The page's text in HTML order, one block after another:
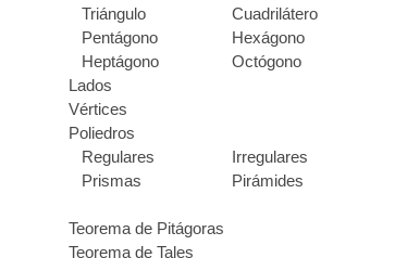
Triángulo
Cuadrilátero
Pentágono
Hexágono
Heptágono
Octógono
Lados
Vértices
Poliedros
Regulares
Irregulares
Prismas
Pirámides
Teorema de Pitágoras
Teorema de Tales